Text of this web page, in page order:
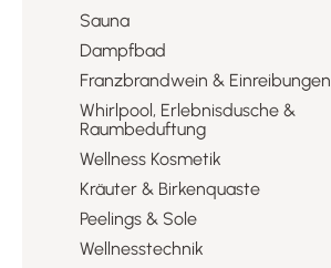
Sauna
Dampfbad
Franzbrandwein & Einreibungen​
Whirlpool, Erlebnisdusche &
Raumbeduftung​
Wellness Kosmetik​
Kräuter & Birkenquaste​
Peelings & Sole​
Wellnesstechnik​